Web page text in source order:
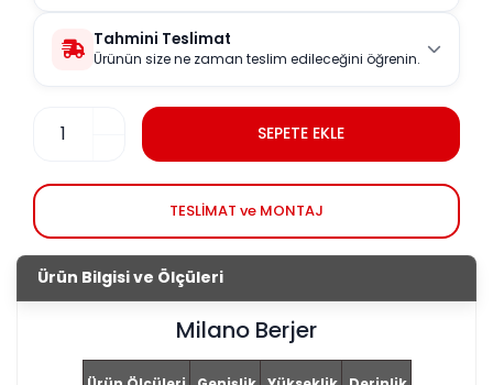
Tahmini Teslimat
Ürünün size ne zaman teslim edileceğini öğrenin.
SEPETE EKLE
TESLİMAT ve MONTAJ
Ürün Bilgisi ve Ölçüleri
Milano Berjer